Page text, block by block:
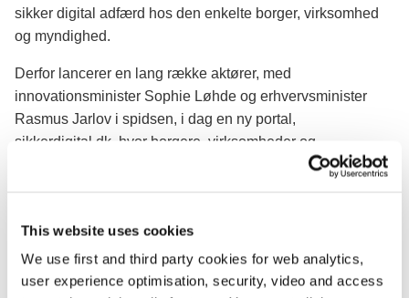
This website uses cookies
We use first and third party cookies for web analytics,
user experience optimisation, security, video and access
sikker digital adfærd hos den enkelte borger, virksomhed
og myndighed.
Derfor lancerer en lang række aktører, med
innovationsminister Sophie Løhde og erhvervsminister
Rasmus Jarlov i spidsen, i dag en ny portal,
sikkerdigital.dk, hvor borgere, virksomheder og
myndigheder kan finde viden om og værktøjer til en sikker
Bedre bevidsthed om digitale trusler
forbedre danskernes bevidsthed om de digitale trusler.
Samtidig skal både borgere, offentligt ansatte og